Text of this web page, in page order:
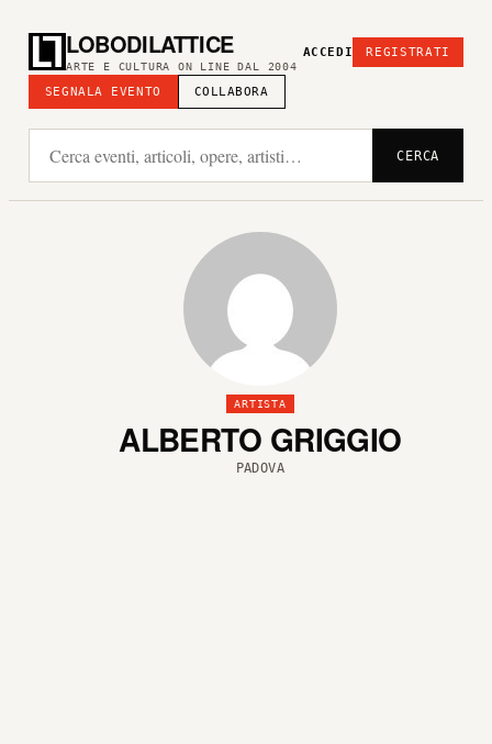
LOBODILATTICE
ARTE E CULTURA ON LINE DAL 2004
SEGNALA EVENTO COLLABORA
ACCEDI REGISTRATI
CERCA
ARTISTA
ALBERTO GRIGGIO
PADOVA